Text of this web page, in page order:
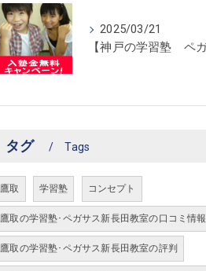
2025/03/21
タグ Tags
鷹取 学習塾 コンセプト
鷹取の学習塾･ペガサス新長田教室の口コミ情報
鷹取の学習塾･ペガサス新長田教室の評判